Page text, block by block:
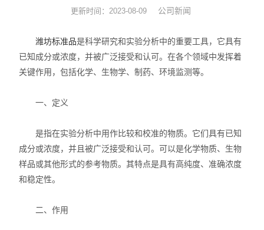
实验耗材
实验台
更新时间：2023-08-09 公司新闻
潍坊标准品是科学研究和实验分析中的重要工具，它具有
已知成分或浓度，并被广泛接受和认可。在各个领域中发挥着
关键作用，包括化学、生物学、制药、环境监测等。
一、定义
是指在实验分析中用作比较和校准的物质。它们具有已知
成分或浓度，并且被广泛接受和认可。可以是化学物质、生物
样品或其他形式的参考物质。其特点是具有高纯度、准确浓度
和稳定性。
二、作用